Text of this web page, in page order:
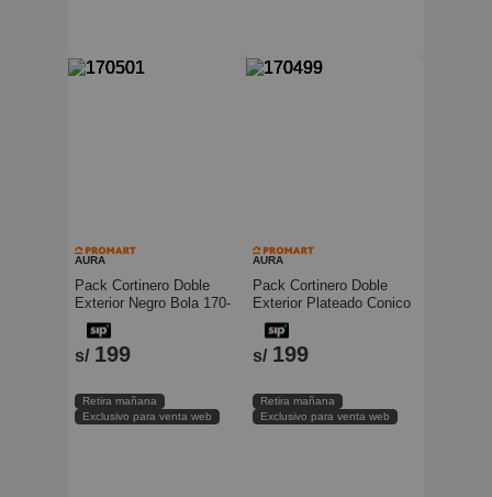
AURA
Pack Cortinero Doble
Exterior Negro Bola 170-
320cm Aura
s/ 199
Retira mañana
Exclusivo para venta web
AURA
Pack Cortinero Doble
Exterior Plateado Conico
170-320cm Aura
s/ 199
Retira mañana
Exclusivo para venta web